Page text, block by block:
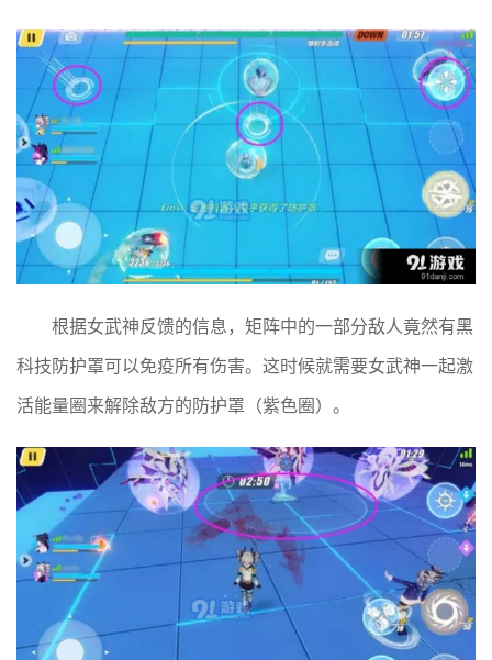
根据女武神反馈的信息，矩阵中的一部分敌人竟然有黑
科技防护罩可以免疫所有伤害。这时候就需要女武神一起激
活能量圈来解除敌方的防护罩（紫色圈）。